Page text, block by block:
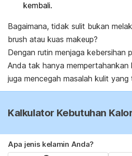
kembali.
Bagaimana, tidak sulit bukan
brush atau kuas makeup?
Dengan rutin menjaga kebersihan
Anda tak hanya mempertahankan
juga mencegah masalah kulit yang
Kalkulator Kebutuhan
Apa jenis kelamin Anda?